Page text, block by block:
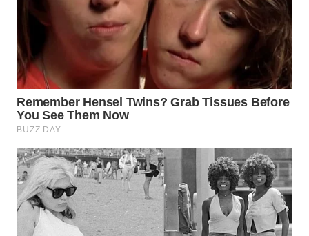
WN
TAPANULI
TENGAH
WN DELI
SERDANG
WN
TEBING
TINGGI
WN
PAKPAK